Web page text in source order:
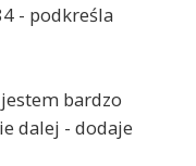
- podkreśla
bardzo
dalej - dodaje